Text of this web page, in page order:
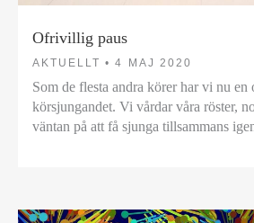
Ofrivillig paus
AKTUELLT • 4 MAJ 2020
Som de flesta andra körer har vi nu
körsjungandet. Vi vårdar våra röster,
väntan på att få sjunga tillsammans